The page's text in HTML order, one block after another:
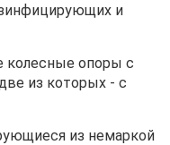
и
колесные опоры с
из которых - с
из немаркой